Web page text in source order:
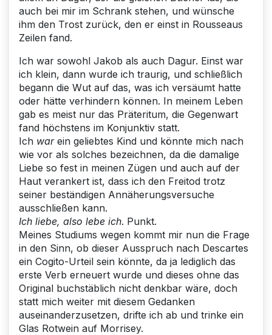
auch bei mir im Schrank stehen, und wünsche
ihm den Trost zurück, den er einst in Rousseaus
Zeilen fand.
Ich war sowohl Jakob als auch Dagur. Einst war
ich klein, dann wurde ich traurig, und schließlich
begann die Wut auf das, was ich versäumt hatte
oder hätte verhindern können. In meinem Leben
gab es meist nur das Präteritum, die Gegenwart
fand höchstens im Konjunktiv statt.
Ich warein geliebtes Kind und könnte mich nach
wie vor als solches bezeichnen, da die damalige
Liebe so fest in meinen Zügen und auch auf der
Haut verankert ist, dass ich den Freitod trotz
seiner beständigen Annäherungsversuche
ausschließen kann.
Ich liebe, also lebe ich. Punkt.
Meines Studiums wegen kommt mir nun die Frage
in den Sinn, ob dieser Ausspruch nach Descartes
ein Cogito-Urteil sein könnte, da ja lediglich das
erste Verb erneuert wurde und dieses ohne das
Original buchstäblich nicht denkbar wäre, doch
statt mich weiter mit diesem Gedanken
auseinanderzusetzen, drifte ich ab und trinke ein
Glas Rotwein auf Morrisey.